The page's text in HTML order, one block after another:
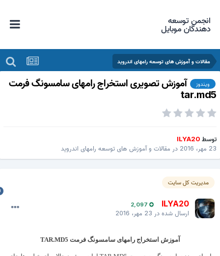
انجمن توسعه
دهندگان موبایل
مقالات و آموزش های توسعه رامهای اندروید
ویندوز
آموزش تصویری استخراج رامهای سامسونگ فرمت
ILYA20
2016
درمقالات و آموزش های توسعه رامهای اندروید
مدیریت کل سایت
ILYA20
ارسال شده در23 مهر، 2016
آموزش استخراج رامهای سامسونگ فرمت TAR.MD5